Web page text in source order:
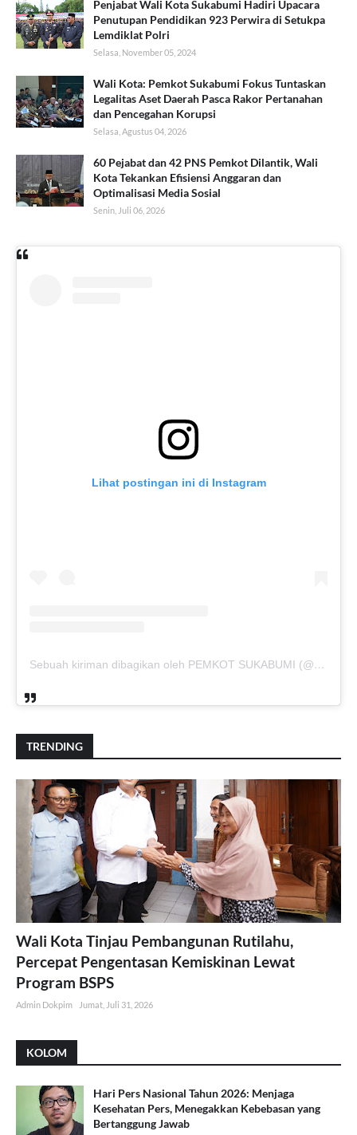
Penjabat Wali Kota Sukabumi Hadiri Upacara
Penutupan Pendidikan 923 Perwira di Setukpa
Lemdiklat Polri
Selasa, November 05, 2024
Wali Kota: Pemkot Sukabumi Fokus Tuntaskan
Legalitas Aset Daerah Pasca Rakor Pertanahan
dan Pencegahan Korupsi
Selasa, Agustus 04, 2026
60 Pejabat dan 42 PNS Pemkot Dilantik, Wali
Kota Tekankan Efisiensi Anggaran dan
Optimalisasi Media Sosial
Senin, Juli 06, 2026
Lihat postingan ini di Instagram
Sebuah kiriman dibagikan oleh PEMKOT SUKABUMI (@pemkotsukabumi_)
TRENDING
Wali Kota Tinjau Pembangunan Rutilahu,
Percepat Pengentasan Kemiskinan Lewat
Program BSPS
Admin Dokpim Jumat, Juli 31, 2026
KOLOM
Hari Pers Nasional Tahun 2026: Menjaga
Kesehatan Pers, Menegakkan Kebebasan yang
Bertanggung Jawab